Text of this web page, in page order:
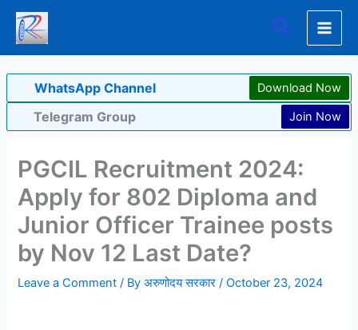
Skip
content
Search
WhatsApp Channel Download Now
Telegram Group Join Now
PGCIL Recruitment 2024:
Apply for 802 Diploma and
Junior Officer Trainee posts
by Nov 12 Last Date?
Leave a Comment / Byअरुणोदय सरकार/October 23, 2024